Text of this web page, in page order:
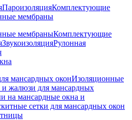
ПароизоляцияКомплектующие
мембраны
мембраныКомплектующие
ЗвукоизоляцияРулонная
мансардных оконИзоляционные
жалюзи для мансардных
на мансардные окна и
сетки для мансардных окон